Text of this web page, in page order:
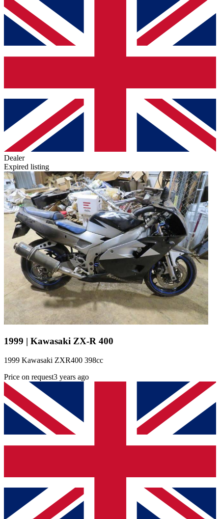
Dealer
Expired listing
1999 | Kawasaki ZX-R 400
1999 Kawasaki ZXR400 398cc
Price on request3 years ago